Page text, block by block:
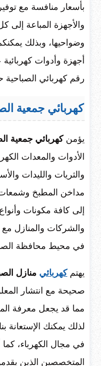
بأسعار منافسة مع
والأجهزة المباعة إلى
وضواحيها، وبذلك
رقم كهربائي الصباحية
كهربائي جمعية
يؤمنكهربائي جمعية
الأدوات والمعدات
والثريات والليدات
مداخن المطبخ وشمعات
إلى كافة مكونات
والشركات والمنازل مع
في محيط محافظة
يهتمكهربائي منازل
صحيحة مع انتشار
مما قد يجعل معرفة
لذلك يمكنك الإستعانة
في مجال الكهرباء،
المتخصصين الذين